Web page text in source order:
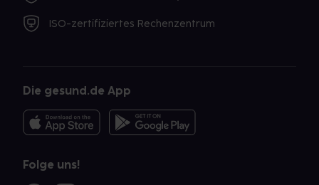
ISO-zertifiziertes Rechenzentrum
Die gesund.de App
Folge uns!